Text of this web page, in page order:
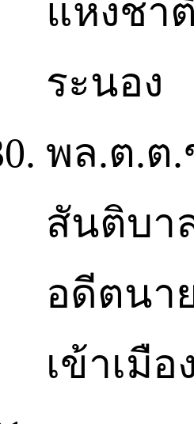
แห่งชา
ระนอง
พล.ต.ต.
สันติบา
อดีตนา
เข้าเมือ